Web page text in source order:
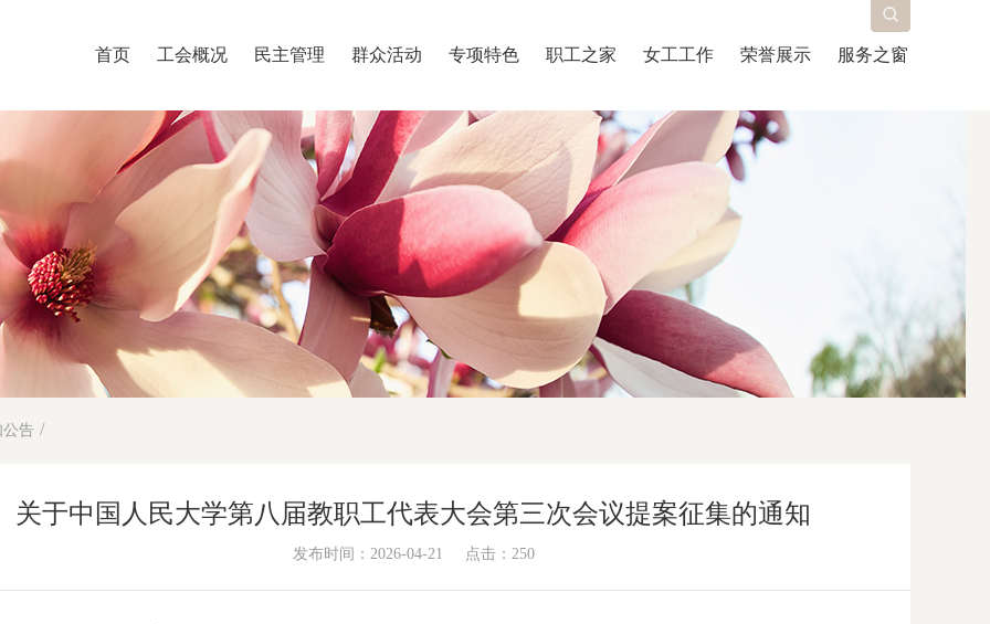
首页 工会概况 民主管理 群众活动 专项特色 职工之家 女工工作 荣誉展示 服务之窗
公告 /
关于中国人民大学第八届教职工代表大会第三次会议提案征集的通知
发布时间：2026-04-21 点击： 250